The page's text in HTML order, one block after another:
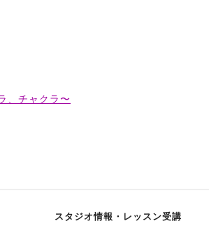
、チャクラ〜
スタジオ情報・レッスン受講